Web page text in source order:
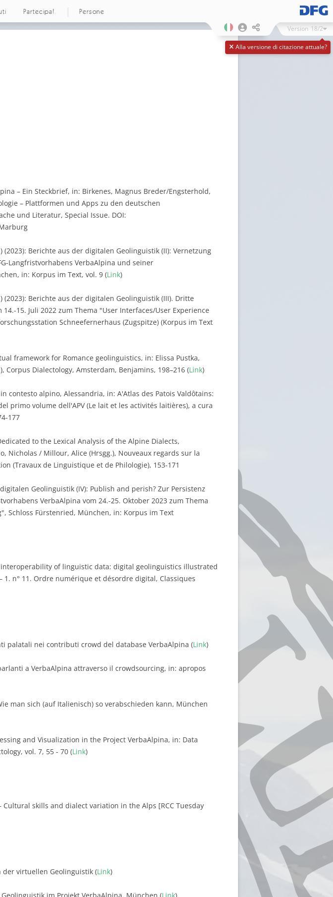
Partecipa! Persone
Alla versione di citazione attuale?
Version 18/2
– Ein Steckbrief, in: Birkenes, Magnus Breder/Engsterhold,
– Plattformen und Apps zu den deutschen
und Literatur, Special Issue. DOI:
Berichte aus der digitalen Geolinguistik (II): Vernetzung
Langfristvorhabens VerbaAlpina und seiner
in: Korpus im Text, vol. 9 (Link)
Berichte aus der digitalen Geolinguistik (III). Dritte
15. Juli 2022 zum Thema "User Interfaces/User Experience
Schneefernerhaus (Zugspitze) (Korpus im Text
framework for Romance geolinguistics, in: Elissa Pustka,
Corpus Dialectology, Amsterdam, Benjamins, 198–216 (Link)
contesto alpino, Alessandria, in: A'Atlas des Patois Valdôtains:
volume dell'APV (Le lait et les activités laitières), a cura
177
to the Lexical Analysis of the Alpine Dialects,
Nicholas / Millour, Alice (Hrsgg.), Nouveaux regards sur la
(Travaux de Linguistique et de Philologie), 153-171
Geolinguistik (IV): Publish and perish? Zur Persistenz
VerbaAlpina vom 24.-25. Oktober 2023 zum Thema
Schloss Fürstenried, München, in: Korpus im Text
of linguistic data: digital geolinguistics illustrated
n° 11. Ordre numérique et désordre digital, Classiques
palatali nei contributi crowd del database VerbaAlpina (Link)
a VerbaAlpina attraverso il crowdsourcing, in: apropos
man sich (auf Italienisch) so verabschieden kann, München
and Visualization in the Project VerbaAlpina, in: Data
vol. 7, 55 - 70 (Link)
skills and dialect variation in the Alps [RCC Tuesday
der virtuellen Geolinguistik (Link)